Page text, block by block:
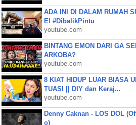
ADA INI DI DALAM RUMAH
E! #DibalikPintu
youtube.com
BINTANG EMON DARI GA
ARKOBA?
youtube.com
8 KIAT HIDUP LUAR BIASA
TUASI || DIY dan Keraj...
youtube.com
Denny Caknan - LOS DOL
o)